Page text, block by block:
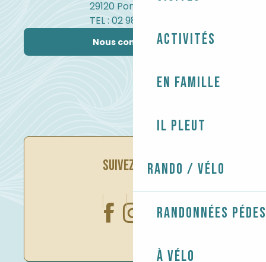
Activités
En famille
Il pleut
Rando / Vélo
Randonnées
À vélo
29120 Pont-l'Abbé
TEL : 02 98 82 37 99
Nous contacter
SUIVEZ-NOUS